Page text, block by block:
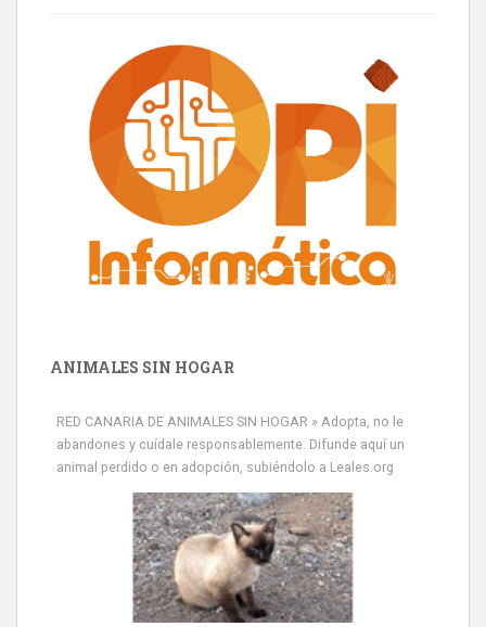
ANIMALES SIN HOGAR
RED CANARIA DE ANIMALES SIN HOGAR » Adopta, no le
abandones y cuídale responsablemente. Difunde aquí un
animal perdido o en adopción, subiéndolo a Leales.org